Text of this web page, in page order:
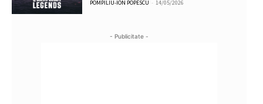
POMPILIU-ION POPESCU - 14/05/2026
- Publicitate -